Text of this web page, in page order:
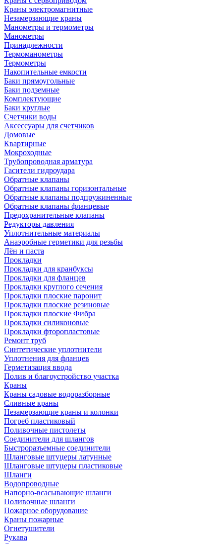
Краны электромагнитные
Незамерзающие краны
Манометры и термометры
Манометры
Принадлежности
Термоманометры
Термометры
Накопительные емкости
Баки прямоугольные
Баки подземные
Комплектующие
Баки круглые
Счетчики воды
Аксессуары для счетчиков
Домовые
Квартирные
Мокроходные
Трубопроводная арматура
Гасители гидроудара
Обратные клапаны
Обратные клапаны горизонтальные
Обратные клапаны подпружиненные
Обратные клапаны фланцевые
Предохранительные клапаны
Редукторы давления
Уплотнительные материалы
Анаэробные герметики для резьбы
Лён и паста
Прокладки
Прокладки для кранбуксы
Прокладки для фланцев
Прокладки круглого сечения
Прокладки плоские паронит
Прокладки плоские резиновые
Прокладки плоские Фибра
Прокладки силиконовые
Прокладки фторопластовые
Ремонт труб
Синтетические уплотнители
Уплотнения для фланцев
Герметизация ввода
Полив и благоустройство участка
Краны
Краны садовые водоразборные
Сливные краны
Незамерзающие краны и колонки
Погреб пластиковый
Поливочные пистолеты
Соединители для шлангов
Быстроразъемные соединители
Шланговые штуцеры латунные
Шланговые штуцеры пластиковые
Шланги
Водопроводные
Напорно-всасывающие шланги
Поливочные шланги
Пожарное оборудование
Краны пожарные
Огнетушители
Рукава